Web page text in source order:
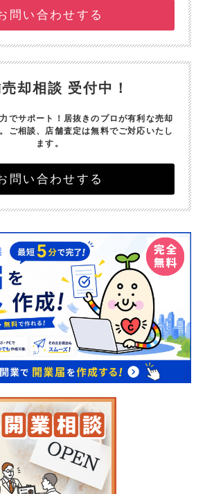
問い合わせする
却相談 受付中！
でサポート！ 居抜きのプロが有利な売却
ご相談、店舗査定は無料でご対応いたし
ます。
問い合わせする